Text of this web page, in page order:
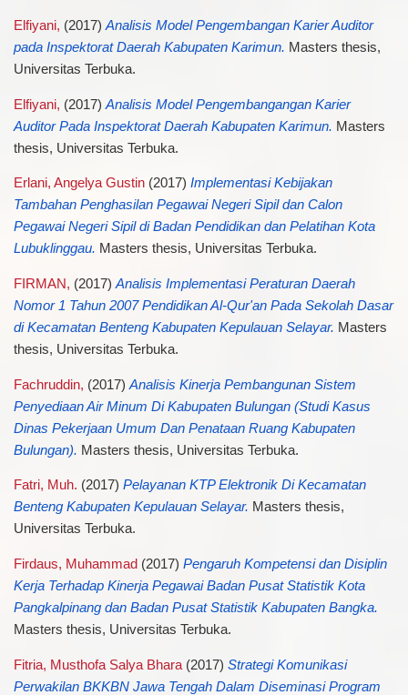
Elfiyani, (2017) Analisis Model Pengembangan Karier Auditor
pada Inspektorat Daerah Kabupaten Karimun. Masters thesis,
Universitas Terbuka.
Elfiyani, (2017) Analisis Model Pengembangangan Karier
Auditor Pada Inspektorat Daerah Kabupaten Karimun. Masters
thesis, Universitas Terbuka.
Erlani, Angelya Gustin(2017) Implementasi Kebijakan
Tambahan Penghasilan Pegawai Negeri Sipil dan Calon
Pegawai Negeri Sipil di Badan Pendidikan dan Pelatihan Kota
Lubuklinggau. Masters thesis, Universitas Terbuka.
FIRMAN, (2017) Analisis Implementasi Peraturan Daerah
Nomor 1 Tahun 2007 Pendidikan Al-Qur'an Pada Sekolah Dasar
di Kecamatan Benteng Kabupaten Kepulauan Selayar. Masters
thesis, Universitas Terbuka.
Fachruddin, (2017) Analisis Kinerja Pembangunan Sistem
Penyediaan Air Minum Di Kabupaten Bulungan (Studi Kasus
Dinas Pekerjaan Umum Dan Penataan Ruang Kabupaten
Bulungan). Masters thesis, Universitas Terbuka.
Fatri, Muh. (2017) Pelayanan KTP Elektronik Di Kecamatan
Benteng Kabupaten Kepulauan Selayar. Masters thesis,
Universitas Terbuka.
Firdaus, Muhammad (2017) Pengaruh Kompetensi dan Disiplin
Kerja Terhadap Kinerja Pegawai Badan Pusat Statistik Kota
Pangkalpinang dan Badan Pusat Statistik Kabupaten Bangka.
Masters thesis, Universitas Terbuka.
Fitria, Musthofa Salya Bhara(2017) Strategi Komunikasi
Perwakilan BKKBN Jawa Tengah Dalam Diseminasi Program